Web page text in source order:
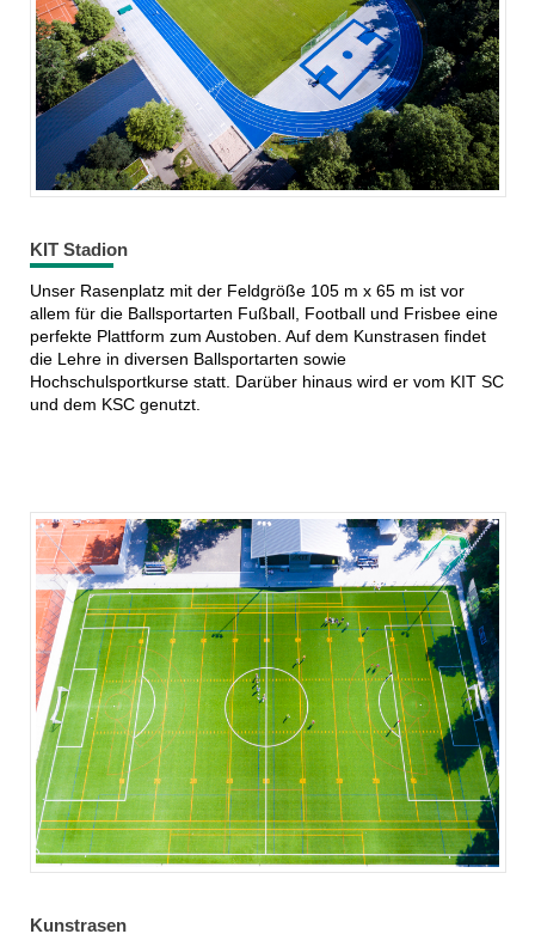
KIT Stadion
Unser Rasenplatz mit der Feldgröße 105 m x 65 m ist vor
allem für die Ballsportarten Fußball, Football und Frisbee eine
perfekte Plattform zum Austoben. Auf dem Kunstrasen findet
die Lehre in diversen Ballsportarten sowie
Hochschulsportkurse statt. Darüber hinaus wird er vom KIT SC
und dem KSC genutzt.
Kunstrasen